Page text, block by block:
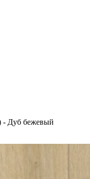
- Дуб бежевый